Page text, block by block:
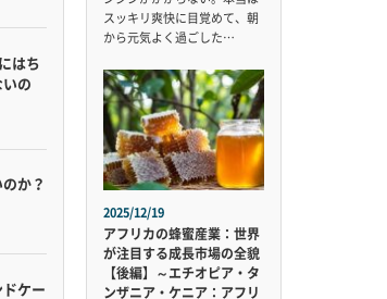
はち
の
か？
ケー
スッキリ爽快に目覚めて、朝
から元気よく過ごした…
2025/12/19
アフリカの蜂蜜産業：世界
が注目する成長市場の全貌
【後編】～エチオピア・タ
ンザニア・ケニア：アフリ